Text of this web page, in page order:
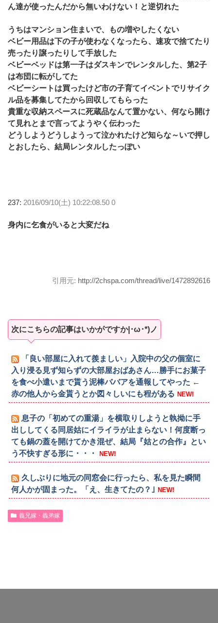
ん達が使ったんだから無いわけない！と逆切れた
うちはマンション住まいで、もの増やしたくない
ベビー用品は下の子が使わなくなったら、速攻で捨てたり
売ったり譲ったりして手放した
ベビーベッドは第一子はダスキンでレンタルした、第2子
は布団に転がしてた
ベビーシートは買ったけど市の子育てイベントでリサイク
ル品を募集してたから回収してもらった
貴重な収納スペースに死蔵品なんて置かない、何なら開け
て見れとまで言ってようやく伝わった
どうしようどうしようって泣かれたけど知らな～いで押し
とおしたら、結局レンタルしたっぽい
237: 2016/09/10(土) 10:22:08.50 0
身内に乞食がいると大変だね
引用元: http://2chspa.com/thread/live/1472892616
次にこちらの記事はいかがですか|･ω･*)ノ
「良い部屋に入れて羨ましい」入院中の父の個室に
入り浸る見ず知らずの大部屋おばあさん…勝手にお菓子
を食べ小遣いまで貰う泥棒ババアを通報してやった ←
赤の他人から金貰うとか図々しいにも程がある NEW!
息子の「初めての重湯」を横取りしようと執拗に手
出ししてくる同居姑にイライラが止まらない！何度断っ
ても鍋の蓋を開けてかき混ぜ、結局『姑との合作』とい
う不快すぎる形に・・・
NEW!
久しぶりに地元の同窓会に行ったら、私を見た瞬間
何人かが固まった。「え、生きてたの？｣ NEW!
義兄嫁・義弟嫁